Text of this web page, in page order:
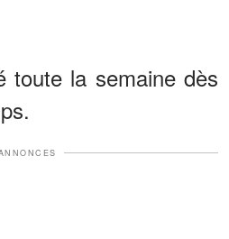
toute la semaine dès